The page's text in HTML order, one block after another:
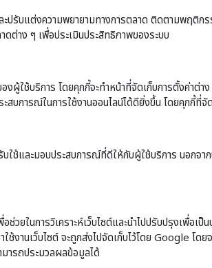
รับแต่งความพยายามทางการตลาด ติดตามพฤติก
ต่าง ๆ เพื่อประเมินประสิทธิภาพของระบบ
บริการ โดยคุกกี้จะทำหน้าที่จัดเก็บการตั้งค่าต่าง
บการณ์ในการใช้งานออนไลน์ได้ดียิ่งขึ้น โดยคุกกี้
ช้และมอบประสบการณ์ที่ดีให้กับผู้ใช้บริการ นอกจา
ช่วยในการวิเคราะห์เว็บไซต์และนำไปปรับปรุงเพื่อ
นเว็บไซต์ จะถูกส่งไปจัดเก็บไว้โดย Google โดย
ารถประมวลผลข้อมูลได้